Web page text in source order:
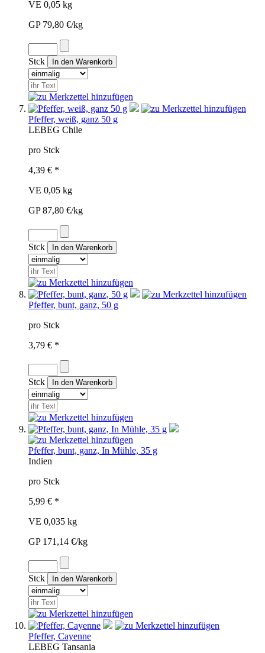
VE 0,05 kg
GP 79,80 €/kg
Stck
Pfeffer, weiß, ganz 50 g
LEBEG Chile
pro Stck
4,39 € *
VE 0,05 kg
GP 87,80 €/kg
Stck
Pfeffer, bunt, ganz, 50 g
pro Stck
3,79 € *
Stck
Pfeffer, bunt, ganz, In Mühle, 35 g
Indien
pro Stck
5,99 € *
VE 0,035 kg
GP 171,14 €/kg
Stck
Pfeffer, Cayenne
LEBEG Tansania